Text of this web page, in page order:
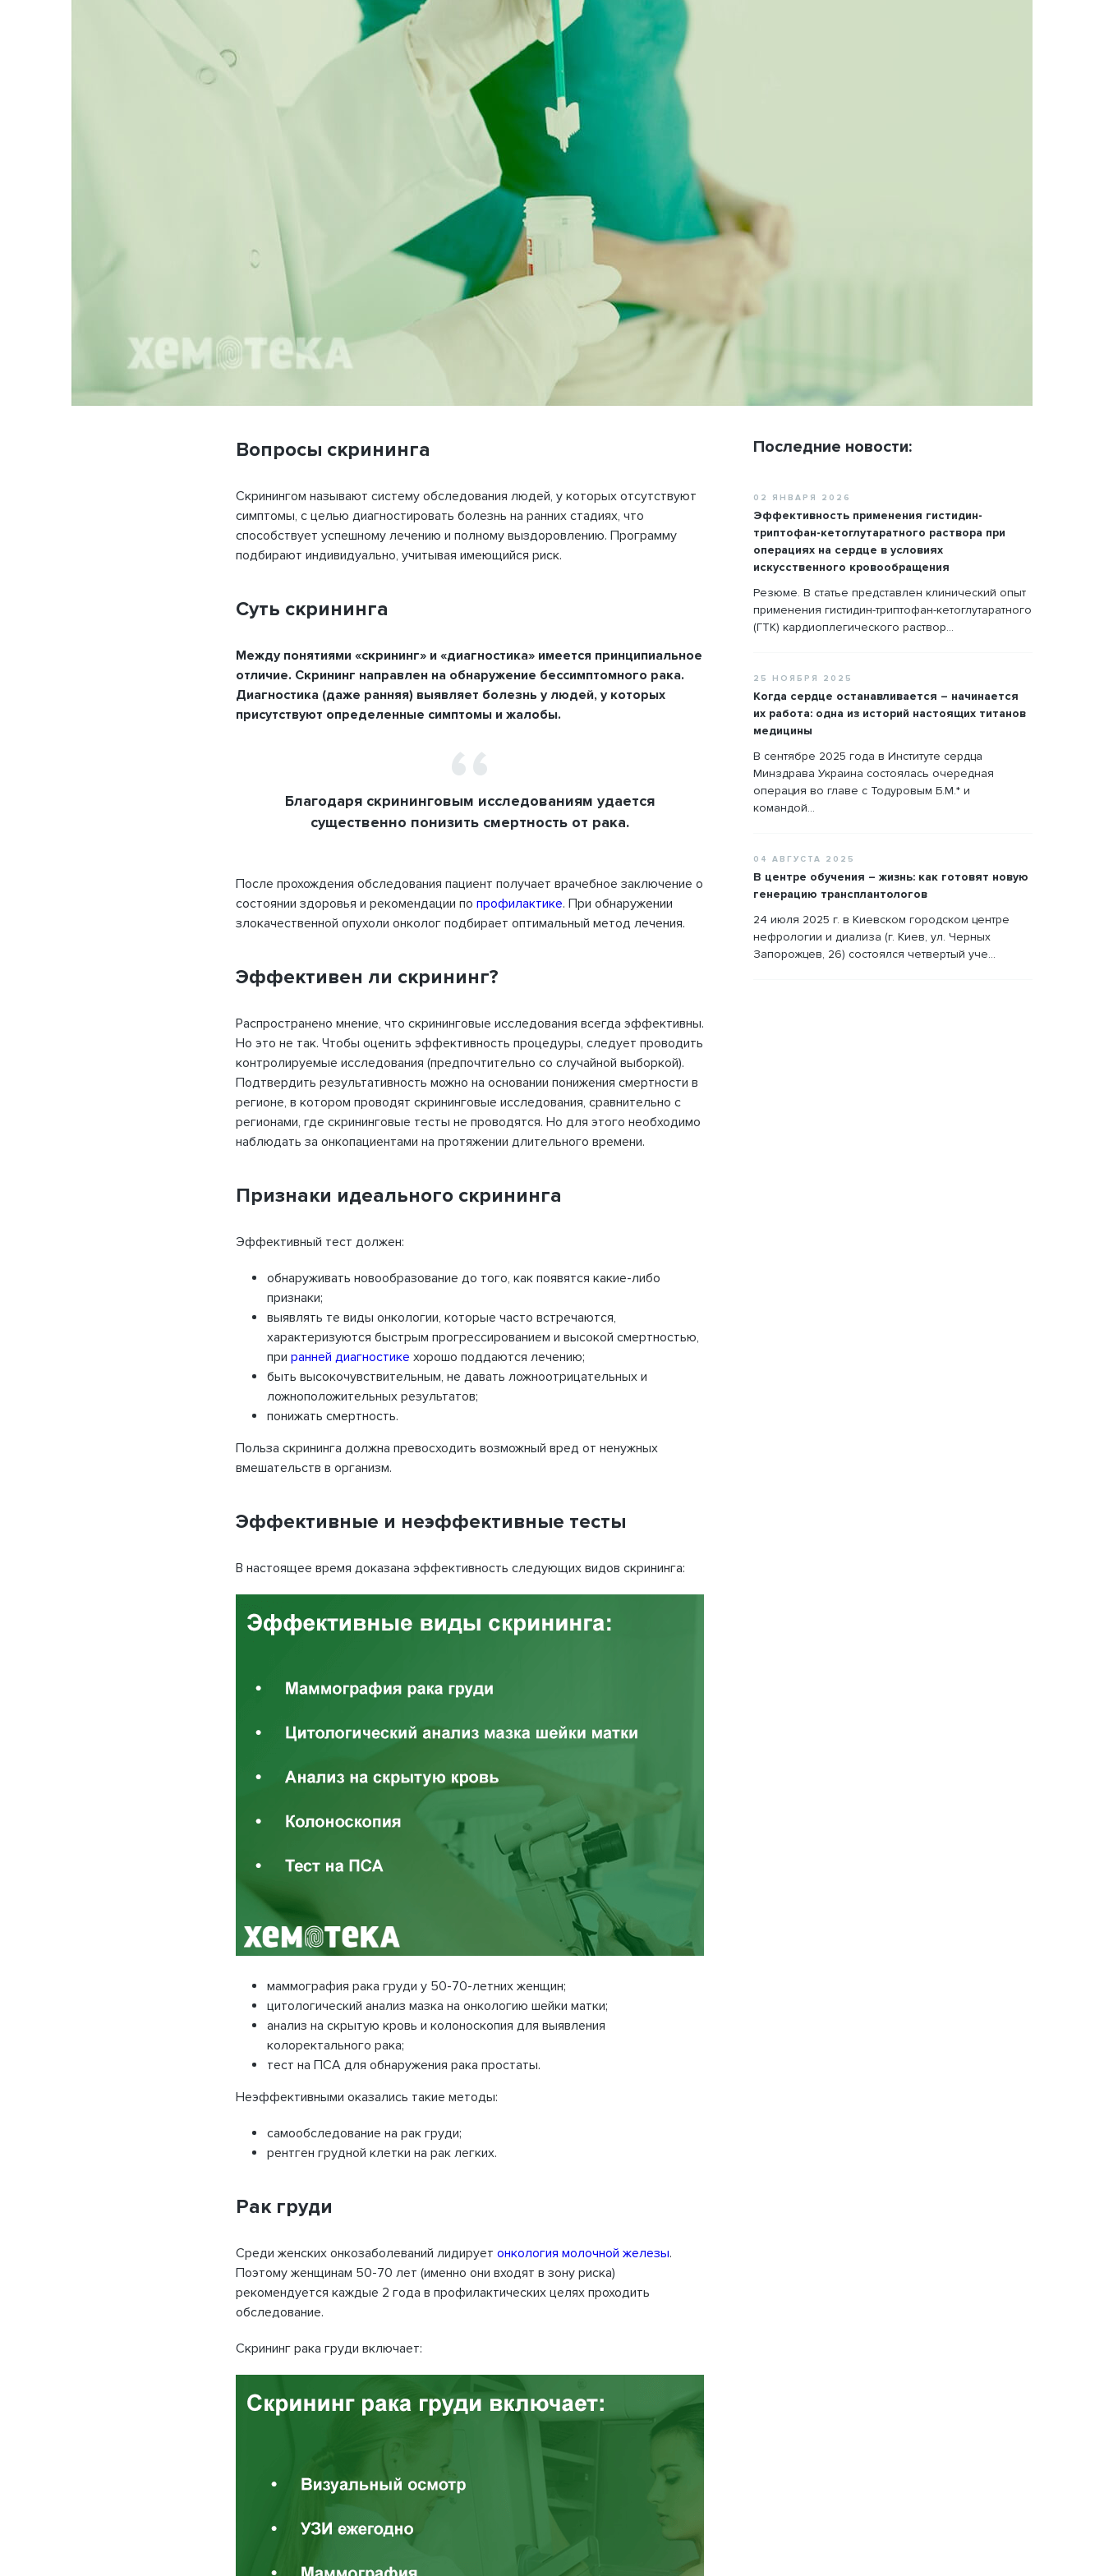
Вопросы скрининга
Скринингом называют систему обследования людей, у которых отсутствуют
симптомы, с целью диагностировать болезнь на ранних стадиях, что
способствует успешному лечению и полному выздоровлению. Программу
подбирают индивидуально, учитывая имеющийся риск.
Суть скрининга
Между понятиями «скрининг» и «диагностика» имеется принципиальное
отличие. Скрининг направлен на обнаружение бессимптомного рака.
Диагностика (даже ранняя) выявляет болезнь у людей, у которых
присутствуют определенные симптомы и жалобы.
Благодаря скрининговым исследованиям удается
существенно понизить смертность от рака.
После прохождения обследования пациент получает врачебное заключение о
состоянии здоровья и рекомендации по профилактике. При обнаружении
злокачественной опухоли онколог подбирает оптимальный метод лечения.
Эффективен ли скрининг?
Распространено мнение, что скрининговые исследования всегда эффективны.
Но это не так. Чтобы оценить эффективность процедуры, следует проводить
контролируемые исследования (предпочтительно со случайной выборкой).
Подтвердить результативность можно на основании понижения смертности в
регионе, в котором проводят скрининговые исследования, сравнительно с
регионами, где скрининговые тесты не проводятся. Но для этого необходимо
наблюдать за онкопациентами на протяжении длительного времени.
Признаки идеального скрининга
Эффективный тест должен:
обнаруживать новообразование до того, как появятся какие-либо
признаки;
выявлять те виды онкологии, которые часто встречаются,
характеризуются быстрым прогрессированием и высокой смертностью,
при ранней диагностике хорошо поддаются лечению;
быть высокочувствительным, не давать ложноотрицательных и
ложноположительных результатов;
понижать смертность.
Польза скрининга должна превосходить возможный вред от ненужных
вмешательств в организм.
Эффективные и неэффективные тесты
В настоящее время доказана эффективность следующих видов скрининга:
маммография рака груди у 50-70-летних женщин;
цитологический анализ мазка на онкологию шейки матки;
анализ на скрытую кровь и колоноскопия для выявления
колоректального рака;
тест на ПСА для обнаружения рака простаты.
Неэффективными оказались такие методы:
самообследование на рак груди;
рентген грудной клетки на рак легких.
Рак груди
Среди женских онкозаболеваний лидирует онкология молочной железы.
Поэтому женщинам 50-70 лет (именно они входят в зону риска)
рекомендуется каждые 2 года в профилактических целях проходить
обследование.
Скрининг рака груди включает:
Последние новости:
02 ЯНВАРЯ 2026
Эффективность применения гистидин-
триптофан-кетоглутаратного раствора при
операциях на сердце в условиях
искусственного кровообращения
Резюме. В статье представлен клинический опыт
применения гистидин-триптофан-кетоглутаратного
(ГТК) кардиоплегического раствор...
25 НОЯБРЯ 2025
Когда сердце останавливается – начинается
их работа: одна из историй настоящих титанов
медицины
В сентябре 2025 года в Институте сердца
Минздрава Украина состоялась очередная
операция во главе с Тодуровым Б.М.* и
командой...
04 АВГУСТА 2025
В центре обучения – жизнь: как готовят новую
генерацию трансплантологов
24 июля 2025 г. в Киевском городском центре
нефрологии и диализа (г. Киев, ул. Черных
Запорожцев, 26) состоялся четвертый уче...
Вход
Пожалуйста, введите e-mail и пароль, выбранные Вами
при регистрации.
ОТМЕНА ВХОД
ФИО
Название организации